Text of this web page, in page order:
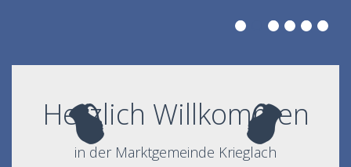
Herzlich Willkommen
in der Marktgemeinde Krieglach